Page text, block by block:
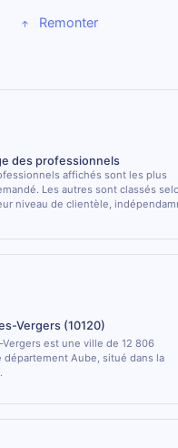
Remonter
des professionnels
affichés sont les plus
Les autres sont classés
niveau de clientèle,
Vergers (10120)
est une ville de 12 806
département Aube, situé dans la